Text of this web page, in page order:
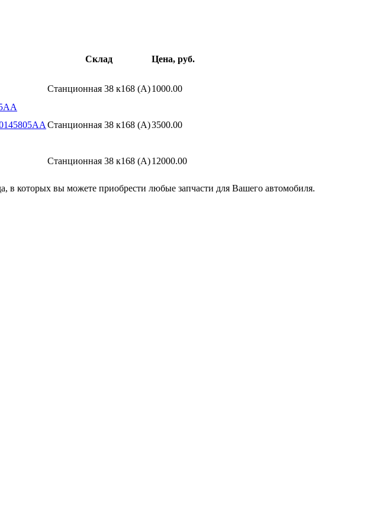
Склад
Цена, руб.
Станционная 38 к168 (A)1000.00
Станционная 38 к168 (A)3500.00
Станционная 38 к168 (A)12000.00
в которых вы можете приобрести любые запчасти для Вашего автомобиля.